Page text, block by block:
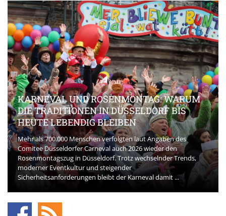
KARNEVAL UND ROSENMONTAG: WARUM
DIE TRADITIONEN IN DÜSSELDORF BIS
HEUTE LEBENDIG BLEIBEN
Mehr als 700.000 Menschen verfolgten laut Angaben des
Comitee Düsseldorfer Carneval auch 2026 wieder den
Rosenmontagszug in Düsseldorf. Trotz wechselnder Trends,
moderner Eventkultur und steigender
Sicherheitsanforderungen bleibt der Karneval damit ...